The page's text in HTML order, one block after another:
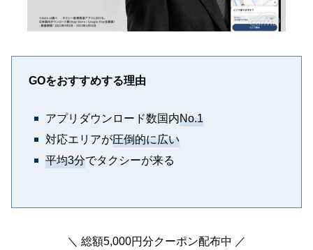
GOをおすすめする理由
アプリダウンロード数国内No.1
対応エリアが圧倒的に広い
平均3分でタクシーが来る
＼ 総額5,000円分クーポン配布中 ／